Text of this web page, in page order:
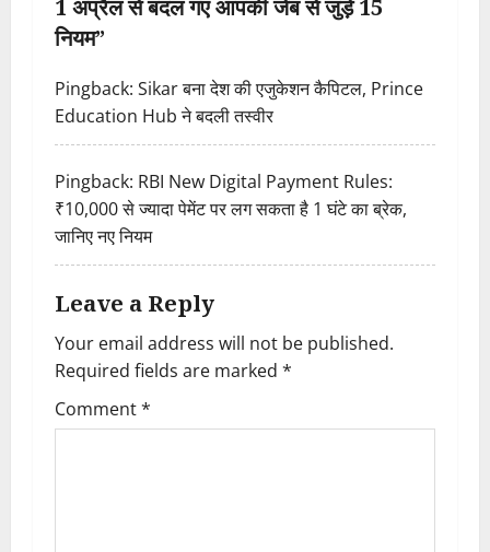
i
g
a
t
i
o
n
1 अप्रैल से बदल गए आपकी जेब से जुड़े 15
नियम”
Pingback: Sikar बना देश की एजुकेशन कैपिटल, Prince
Education Hub ने बदली तस्वीर
Pingback: RBI New Digital Payment Rules:
₹10,000 से ज्यादा पेमेंट पर लग सकता है 1 घंटे का ब्रेक,
जानिए नए नियम
Leave a Reply
Your email address will not be published.
Required fields are marked *
Comment*